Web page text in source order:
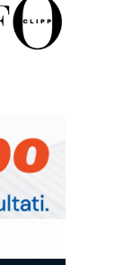
godina